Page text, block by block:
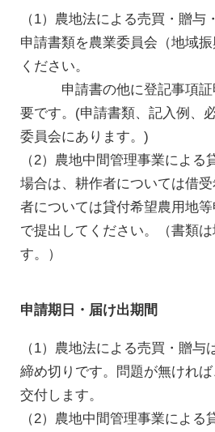
（1）農地法による売買・贈与
申請書類を農業委員会（地域
ください。
申請書の他に登記事項証
要です。(申請書類、記入例、
委員会にあります。)
（2）農地中間管理事業によ
場合は、耕作者については借
者については貸付希望農用地
で提出してください。（書類
す。）
申請期日・届け出期間
（1）農地法による売買・贈
締め切りです。問題が無けれ
交付します。
（2）農地中間管理事業によ